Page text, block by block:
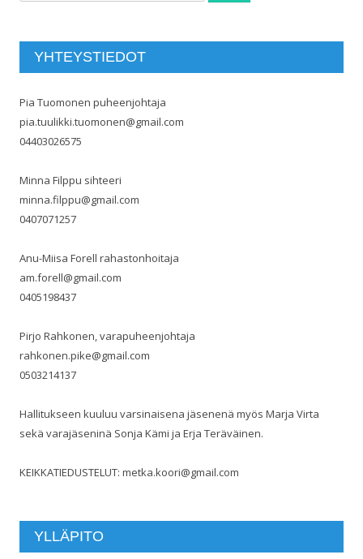
YHTEYSTIEDOT
Pia Tuomonen puheenjohtaja
pia.tuulikki.tuomonen@gmail.com
04403026575
Minna Filppu sihteeri
minna.filppu@gmail.com
0407071257
Anu-Miisa Forell rahastonhoitaja
am.forell@gmail.com
0405198437
Pirjo Rahkonen, varapuheenjohtaja
rahkonen.pike@gmail.com
0503214137
Hallitukseen kuuluu varsinaisena jäsenenä myös Marja Virta
sekä varajäseninä Sonja Kämi ja Erja Teräväinen.
KEIKKATIEDUSTELUT: metka.koori@gmail.com
YLLÄPITO